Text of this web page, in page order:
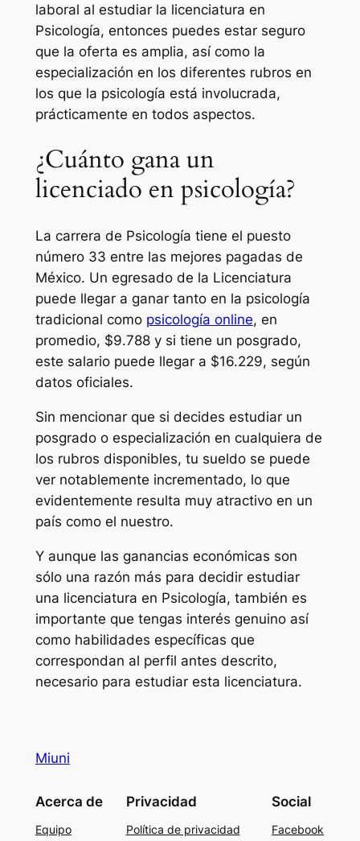
laboral al estudiar la licenciatura en
Psicología, entonces puedes estar seguro
que la oferta es amplia, así como la
especialización en los diferentes rubros en
los que la psicología está involucrada,
prácticamente en todos aspectos.
¿Cuánto gana un
licenciado en psicología?
La carrera de Psicología tiene el puesto
número 33 entre las mejores pagadas de
México. Un egresado de la Licenciatura
puede llegar a ganar tanto en la psicología
tradicional como psicología online, en
promedio, $9.788 y si tiene un posgrado,
este salario puede llegar a $16.229, según
datos oficiales.
Sin mencionar que si decides estudiar un
posgrado o especialización en cualquiera de
los rubros disponibles, tu sueldo se puede
ver notablemente incrementado, lo que
evidentemente resulta muy atractivo en un
país como el nuestro.
Y aunque las ganancias económicas son
sólo una razón más para decidir estudiar
una licenciatura en Psicología, también es
importante que tengas interés genuino así
como habilidades específicas que
correspondan al perfil antes descrito,
necesario para estudiar esta licenciatura.
Miuni
Acerca de
Equipo
Privacidad
Política de privacidad
Social
Facebook